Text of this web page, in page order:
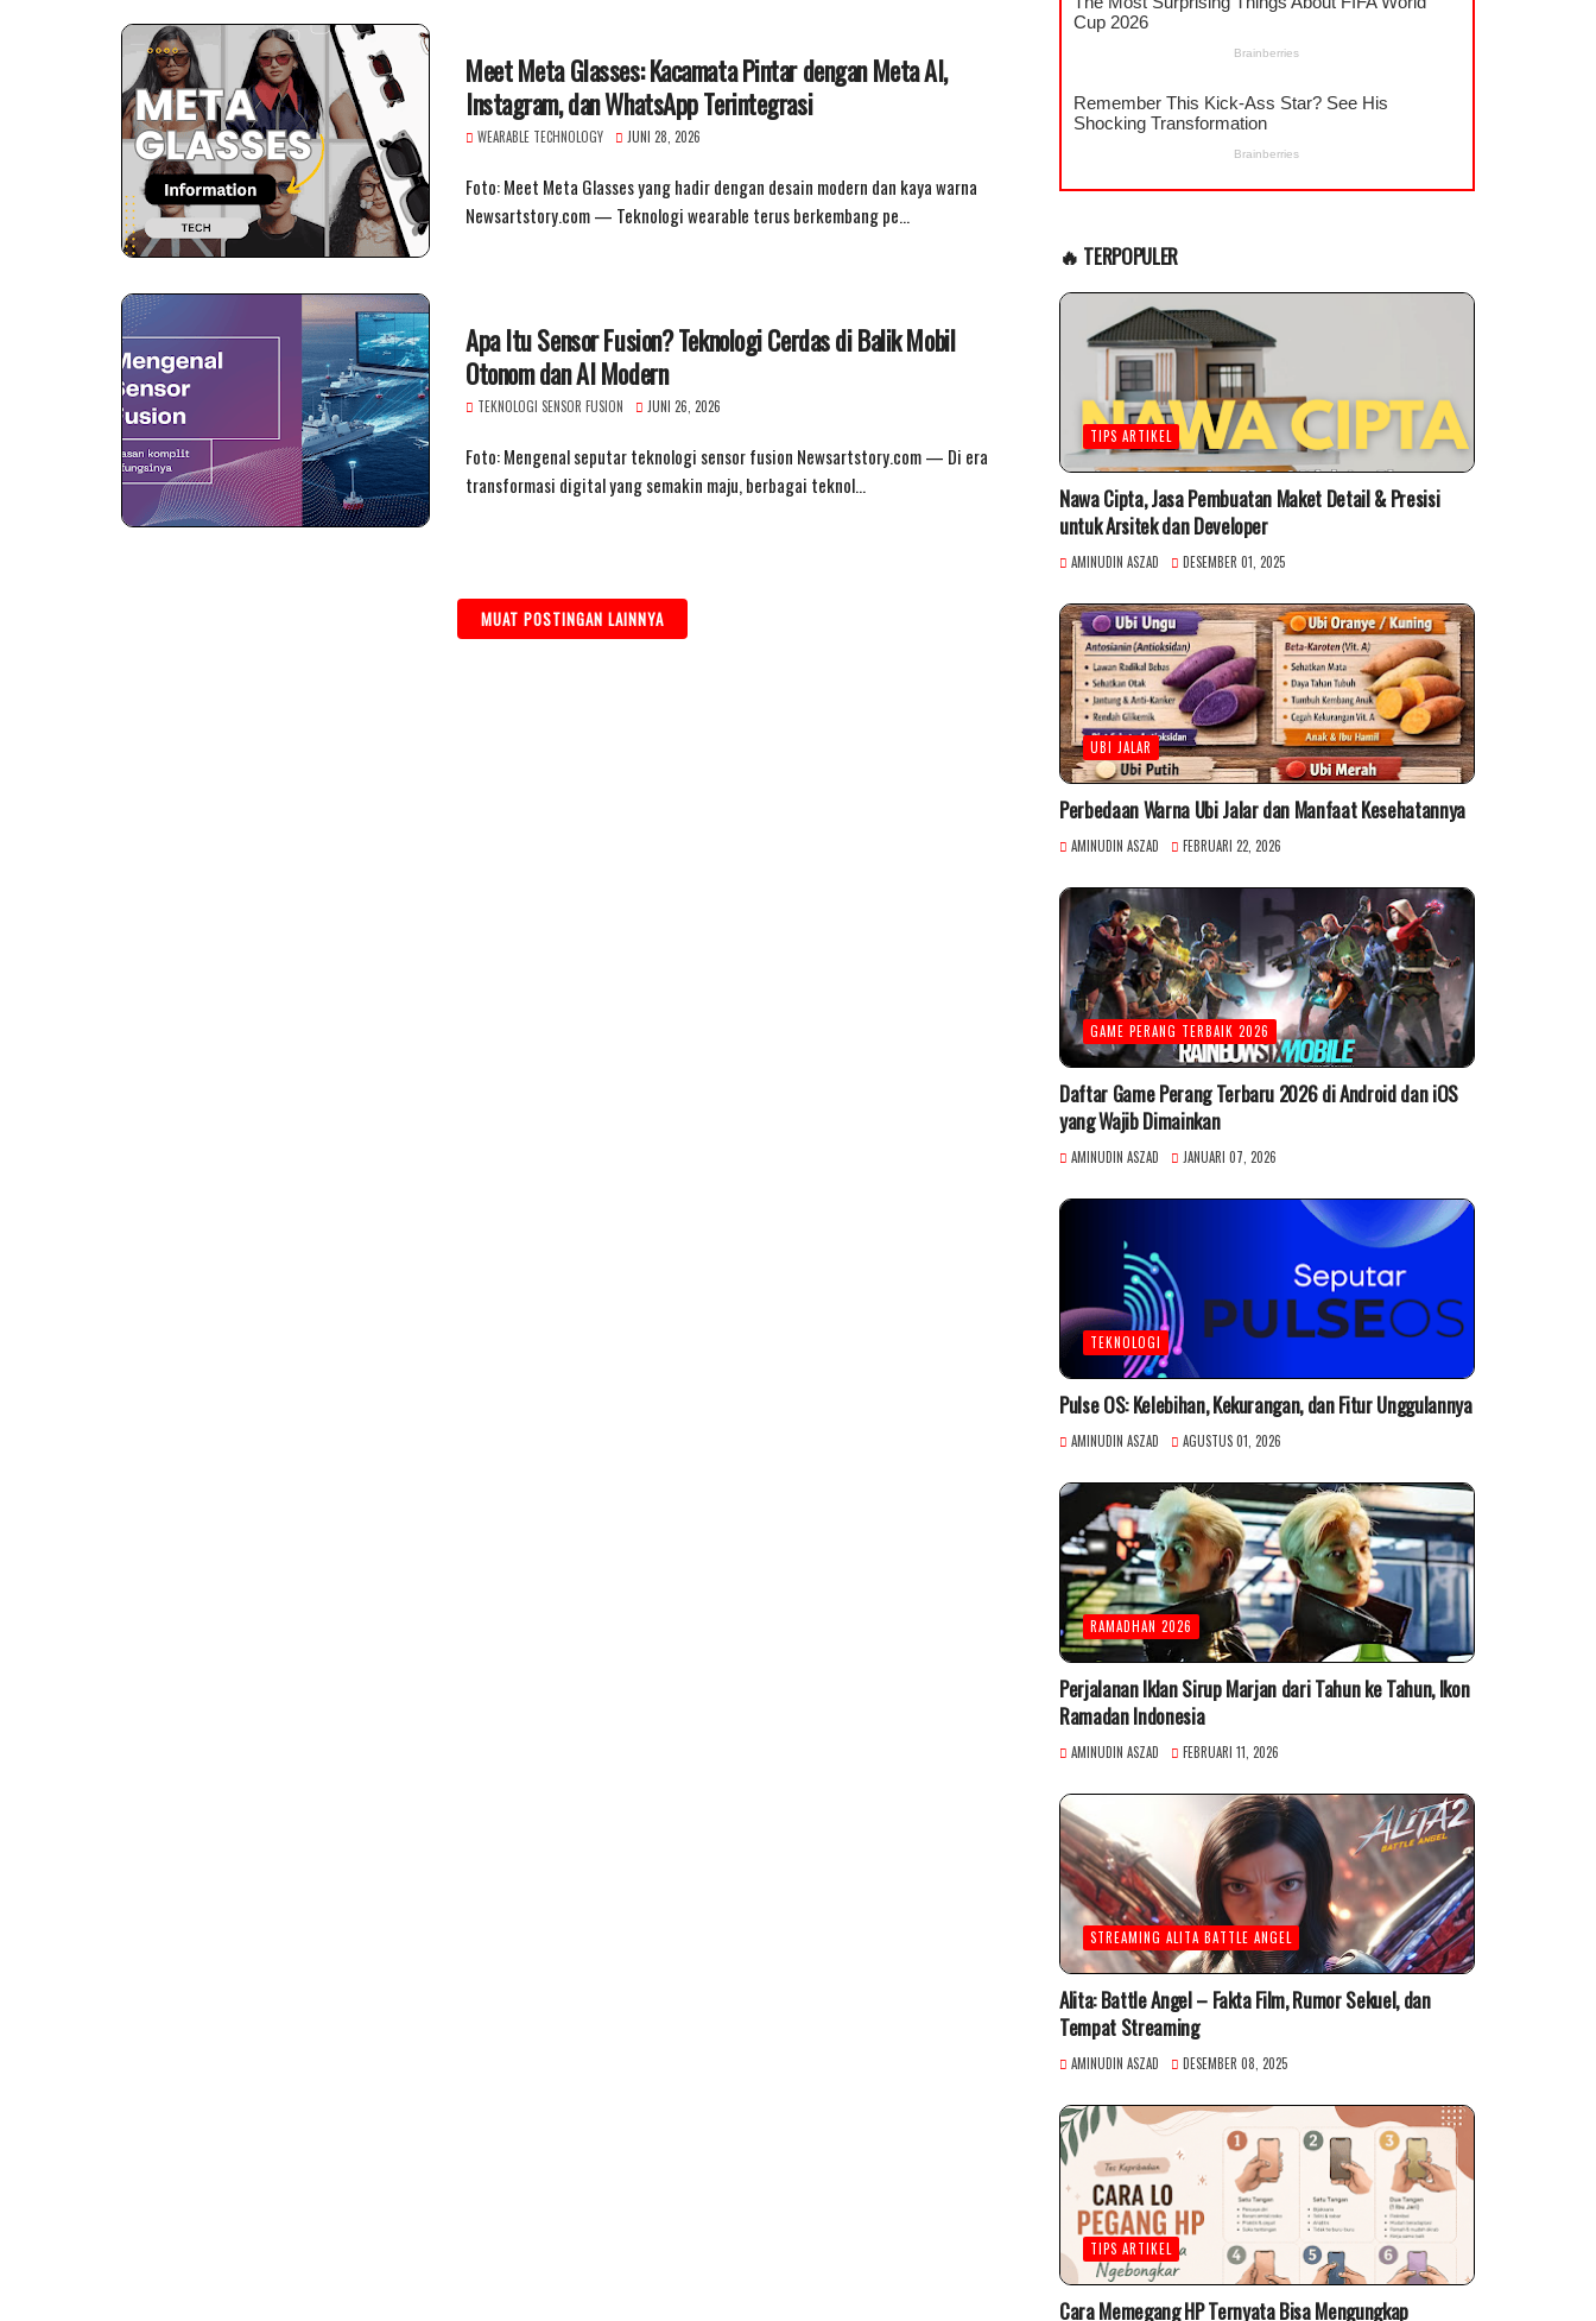
Meet Meta Glasses: Kacamata Pintar dengan Meta AI,
Instagram, dan WhatsApp Terintegrasi
WEARABLE TECHNOLOGY JUNI 28, 2026
Foto: Meet Meta Glasses yang hadir dengan desain modern dan kaya warna
Newsartstory.com — Teknologi wearable terus berkembang pe…
Apa Itu Sensor Fusion? Teknologi Cerdas di Balik Mobil
Otonom dan AI Modern
TEKNOLOGI SENSOR FUSION JUNI 26, 2026
Foto: Mengenal seputar teknologi sensor fusion Newsartstory.com — Di era
transformasi digital yang semakin maju, berbagai teknol…
MUAT POSTINGAN LAINNYA
🔥 TERPOPULER
TIPS ARTIKEL
Nawa Cipta, Jasa Pembuatan Maket Detail & Presisi
untuk Arsitek dan Developer
AMINUDIN ASZAD DESEMBER 01, 2025
UBI JALAR
Perbedaan Warna Ubi Jalar dan Manfaat Kesehatannya
AMINUDIN ASZAD FEBRUARI 22, 2026
GAME PERANG TERBAIK 2026
Daftar Game Perang Terbaru 2026 di Android dan iOS
yang Wajib Dimainkan
AMINUDIN ASZAD JANUARI 07, 2026
TEKNOLOGI
Pulse OS: Kelebihan, Kekurangan, dan Fitur Unggulannya
AMINUDIN ASZAD AGUSTUS 01, 2026
RAMADHAN 2026
Perjalanan Iklan Sirup Marjan dari Tahun ke Tahun, Ikon
Ramadan Indonesia
AMINUDIN ASZAD FEBRUARI 11, 2026
STREAMING ALITA BATTLE ANGEL
Alita: Battle Angel – Fakta Film, Rumor Sekuel, dan
Tempat Streaming
AMINUDIN ASZAD DESEMBER 08, 2025
TIPS ARTIKEL
Cara Memegang HP Ternyata Bisa Mengungkap